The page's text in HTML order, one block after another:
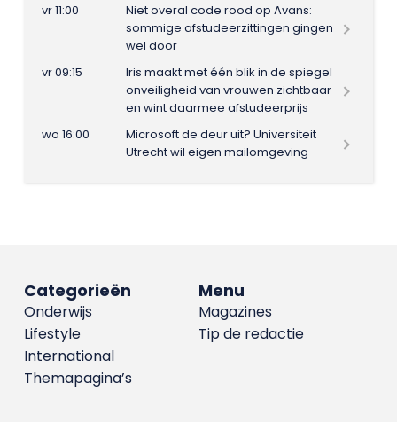
vr 11:00
Niet overal code rood op Avans:
sommige afstudeerzittingen gingen
wel door
vr 09:15
Iris maakt met één blik in de spiegel
onveiligheid van vrouwen zichtbaar
en wint daarmee afstudeerprijs
wo 16:00
Microsoft de deur uit? Universiteit
Utrecht wil eigen mailomgeving
Menu
Magazines
Tip de redactie
Categorieën
Onderwijs
Lifestyle
International
Themapagina’s